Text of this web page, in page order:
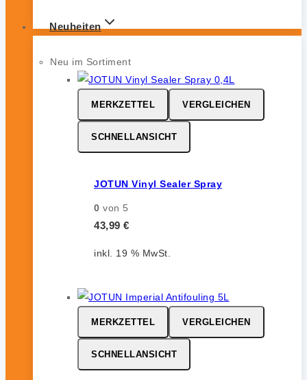
Neuheiten
Neu im Sortiment
MERKZETTEL VERGLEICHEN
SCHNELLANSICHT
JOTUN Vinyl Sealer Spray
0 von 5
43,99 €
inkl. 19 % MwSt.
MERKZETTEL VERGLEICHEN
SCHNELLANSICHT